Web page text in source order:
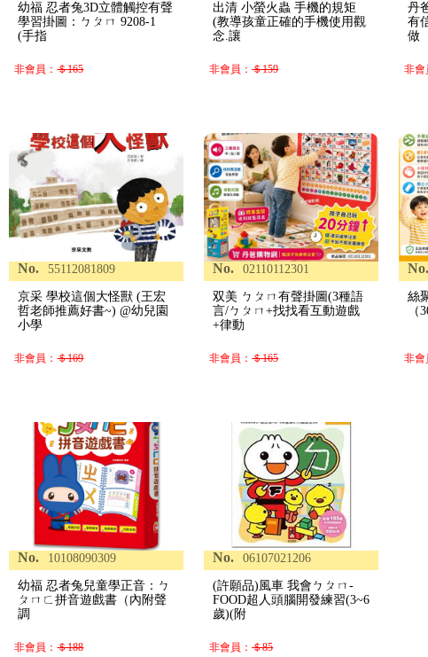
幼福 忍者兔3D立體觸控有聲
學習掛圖：ㄅㄆㄇ 9208-1
(手指
非會員：＄165
出清 小螢火蟲 手機的規矩
(教導孩童正確的手機使用觀
念.讓
非會員：＄159
丹
有
做
非會
No. 55112081809
京采 學校這個大怪獸 (王宏
哲老師推薦好書~) @幼兒園
小學
非會員：＄169
No. 02110112301
双美 ㄅㄆㄇ有聲掛圖(3種語
言/ㄅㄆㄇ+找找看互動遊戲
+律動
非會員：＄165
No.
絲
（
非會
No. 10108090309
幼福 忍者兔兒童學正音：ㄅ
ㄆㄇㄈ拼音遊戲書​（內附聲
調
非會員：＄188
No. 06107021206
(許願品)風車 我會ㄅㄆㄇ-
FOOD超人頭腦開發練習(3~6
歲)(附
非會員：＄85